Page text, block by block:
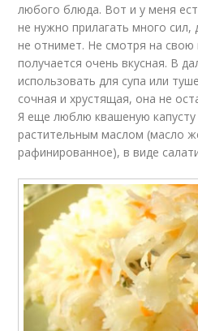
любого блюда. Вот и у меня
не нужно прилагать много сил,
не отнимет. Не смотря на свою
получается очень вкусная. В
использовать для супа или
сочная и хрустящая, она не
Я еще люблю квашеную
растительным маслом (масло
рафинированное), в виде